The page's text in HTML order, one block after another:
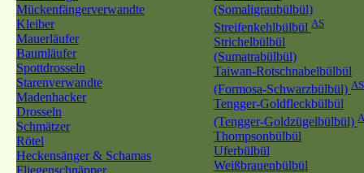
Mückenfängerverwandte
Kleiber
Mauerläufer
Baumläufer
Spottdrosseln
Starenverwandte
Madenhacker
Drosseln
Schmätzer
Rötel
Heckensänger & Schamas
Fliegenschnäpper
(Somaligraubülbül)
Streifenkehlbülbül AS
Strichelbülbül
(Sumatrabülbül)
Taiwan-Rotschnabelbülbül
(Formosa-Schwarzbülbül) AS
Tengger-Goldfleckbülbül
(Tengger-Goldzügelbülbül)
Thompsonbülbül
Uferbülbül
Weißbrauenbülbül